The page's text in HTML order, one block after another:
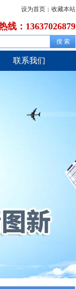
设为首页 | 收藏本站
线：13637026879
联系我们